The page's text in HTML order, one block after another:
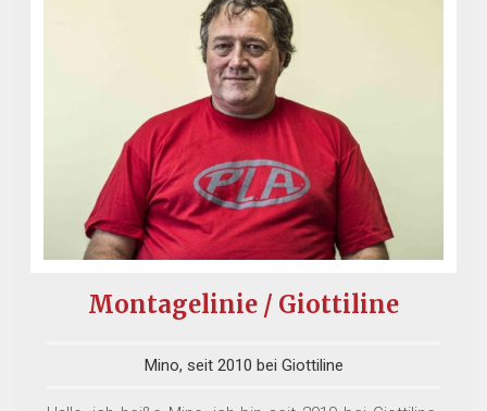
Montagelinie / Giottiline
Mino, seit 2010 bei Giottiline